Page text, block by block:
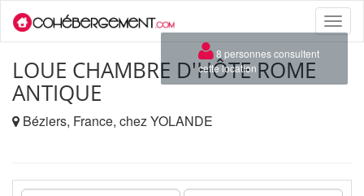
Toggle
LOUE CHAMBRE D'HÔTE ROME
ANTIQUE
Béziers, France, chez YOLANDE
×
8 personnes consultent
cette location